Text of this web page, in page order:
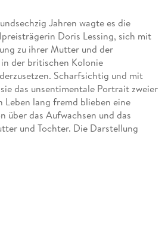
Jahren wagte es die
Doris Lessing, sich mit
zu ihrer Mutter und der
der britischen Kolonie
Scharfsichtig und mit
das unsentimentale Portrait zweier
Leben lang fremd blieben eine
über das Aufwachsen und das
und Tochter. Die Darstellung